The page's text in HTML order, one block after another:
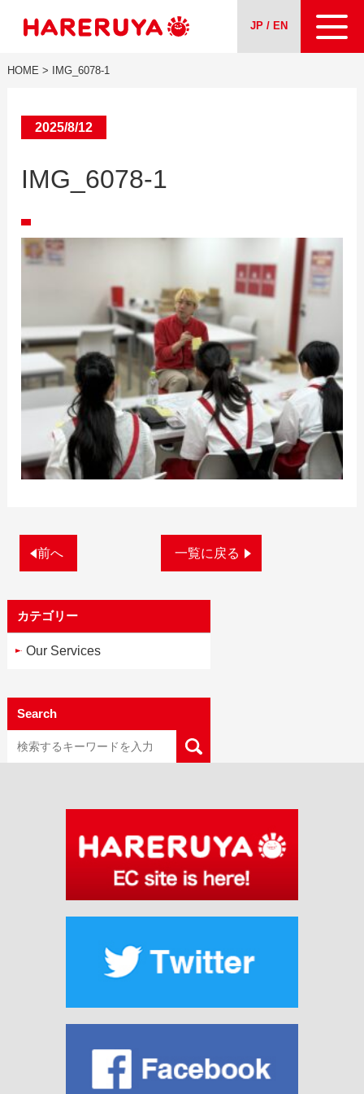
JP / EN
About us
Our Services
HOME > IMG_6078-1
2025/8/12
IMG_6078-1
前へ 一覧に戻る
カテゴリー
Our Services
Search